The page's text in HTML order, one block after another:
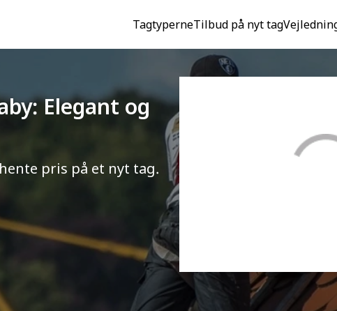
TagtyperneTilbud på nyt tag
Elegant og
pris på et nyt tag.